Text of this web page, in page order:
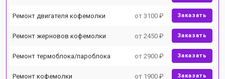
Ремонт двигателя кофемолки от 3100 ₽ Заказать
Ремонт жерновов кофемолки от 2450 ₽ Заказать
Ремонт термоблока/пароблока от 2900 ₽ Заказать
Ремонт кофемолки от 1900 ₽ Заказать